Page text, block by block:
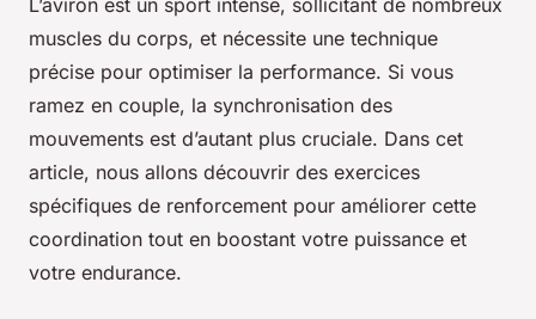
L’aviron est un sport intense, sollicitant de nombreux
muscles du corps, et nécessite une technique
précise pour optimiser la performance. Si vous
ramez en couple, la synchronisation des
mouvements est d’autant plus cruciale. Dans cet
article, nous allons découvrir des exercices
spécifiques de renforcement pour améliorer cette
coordination tout en boostant votre puissance et
votre endurance.